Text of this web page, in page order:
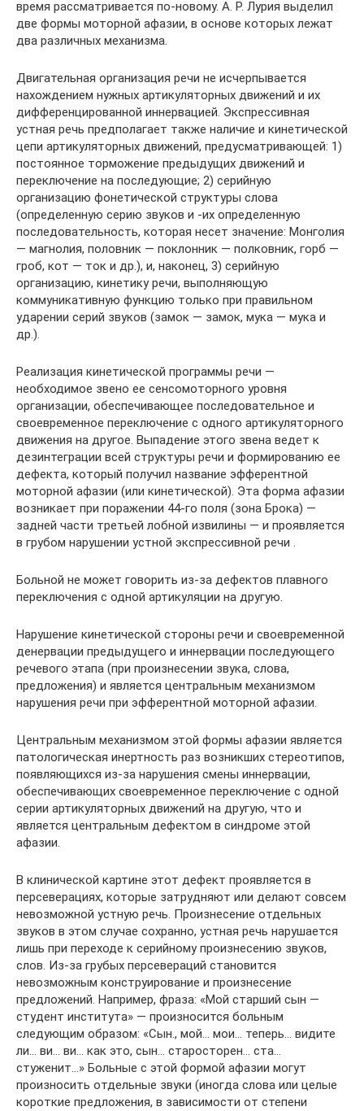
время рассматривается по-новому. А. Р. Лурия выделил
две формы моторной афазии, в основе которых лежат
два различных механизма.
Двигательная организация речи не исчерпывается
нахождением нужных артикуляторных движений и их
дифференцированной иннервацией. Экспрессивная
устная речь предполагает также наличие и кинетической
цепи артикуляторных движений, предусматривающей: 1)
постоянное торможение предыдущих движений и
переключение на последующие; 2) серийную
организацию фонетической структуры слова
(определенную серию звуков и -их определенную
последовательность, которая несет значение: Монголия
— магнолия, половник — поклонник — полковник, горб —
гроб, кот — ток и др.), и, наконец, 3) серийную
организацию, кинетику речи, выполняющую
коммуникативную функцию только при правильном
ударении серий звуков (замок — замок, мука — мука и
др.).
Реализация кинетической программы речи —
необходимое звено ее сенсомоторного уровня
организации, обеспечивающее последовательное и
своевременное переключение с одного артикуляторного
движения на другое. Выпадение этого звена ведет к
дезинтеграции всей структуры речи и формированию ее
дефекта, который получил название эфферентной
моторной афазии (или кинетической). Эта форма афазии
возникает при поражении 44-го поля (зона Брока) —
задней части третьей лобной извилины — и проявляется
в грубом нарушении устной экспрессивной речи .
Больной не может говорить из-за дефектов плавного
переключения с одной артикуляции на другую.
Нарушение кинетической стороны речи и своевременной
денервации предыдущего и иннервации последующего
речевого этапа (при произнесении звука, слова,
предложения) и является центральным механизмом
нарушения речи при эфферентной моторной афазии.
Центральным механизмом этой формы афазии является
патологическая инертность раз возникших стереотипов,
появляющихся из-за нарушения смены иннервации,
обеспечивающих своевременное переключение с одной
серии артикуляторных движений на другую, что и
является центральным дефектом в синдроме этой
афазии.
В клинической картине этот дефект проявляется в
персеверациях, которые затрудняют или делают совсем
невозможной устную речь. Произнесение отдельных
звуков в этом случае сохранно, устная речь нарушается
лишь при переходе к серийному произнесению звуков,
слов. Из-за грубых персевераций становится
невозможным конструирование и произнесение
предложений. Например, фраза: «Мой старший сын —
студент института» — произносится больным
следующим образом: «Сын., мой… мои… теперь… видите
ли… ви… ви… как это, сын… старосторен… ста…
стуженит…» Больные с этой формой афазии могут
произносить отдельные звуки (иногда слова или целые
короткие предложения, в зависимости от степени